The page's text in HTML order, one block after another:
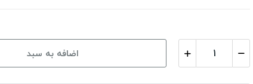
اضافه به سبد